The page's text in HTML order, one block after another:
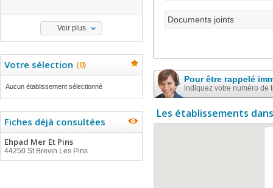
Voir plus
Votre sélection (0)
Aucun établissement sélectionné
Fiches déjà consultées
Ehpad Mer Et Pins
44250 St Brevin Les Pins
Documents joints
Pour être rappelé
indiquez votre numéro de
Les établissements